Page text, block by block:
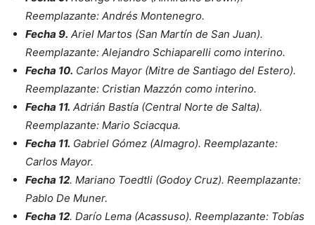
Reemplazante: Andrés Montenegro.
Fecha 9. Ariel Martos (San Martín de San Juan).
Reemplazante: Alejandro Schiaparelli como interino.
Fecha 10. Carlos Mayor (Mitre de Santiago del Estero).
Reemplazante: Cristian Mazzón como interino.
Fecha 11. Adrián Bastía (Central Norte de Salta).
Reemplazante: Mario Sciacqua.
Fecha 11. Gabriel Gómez (Almagro). Reemplazante:
Carlos Mayor.
Fecha 12. Mariano Toedtli (Godoy Cruz). Reemplazante:
Pablo De Muner.
Fecha 12. Darío Lema (Acassuso). Reemplazante: Tobías